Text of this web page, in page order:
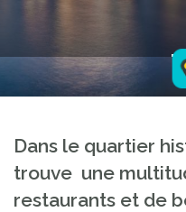
Dans le quartier
trouve une
restaurants et de